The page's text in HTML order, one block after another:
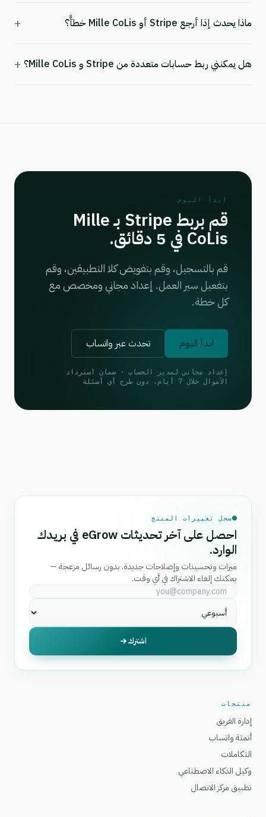
ماذا يحدث إذا أرجع Stripe أو Mille CoLis خطأً؟ +
هل يمكنني ربط حسابات متعددة من Stripe و Mille CoLis؟ +
ابدأ اليوم
قم بربط Stripe بـ Mille
CoLis في 5 دقائق.
قم بالتسجيل، وقم بتفويض كلا التطبيقين، وقم
بتفعيل سير العمل. إعداد مجاني ومخصص مع
كل خطة.
ابدأ اليوم تحدث عبر واتساب
إعداد مجاني لمدير الحساب · ضمان استرداد
الأموال خلال 7 أيام، دون طرح أي أسئلة
سجل تغييرات المنتج
احصل على آخر تحديثات eGrow في بريدك
الوارد.
ميزات وتحسينات وإصلاحات جديدة. بدون رسائل مزعجة —
يمكنك إلغاء الاشتراك في أي وقت.
اشترك
منتجات
إدارة الفريق
أتمتة واتساب
التكاملات
وكيل الذكاء الاصطناعي
تطبيق مركز الاتصال